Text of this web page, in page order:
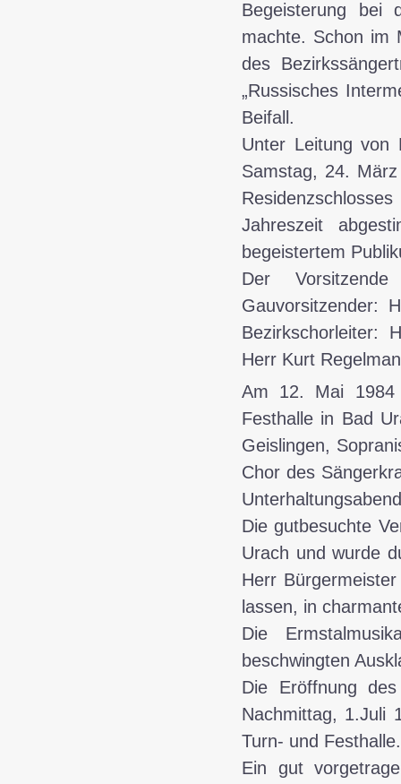
Begeisterung bei
machte. Schon im
des
„Russisches
Beifall.
Unter Leitung von
Samstag, 24.
Jahreszeit
begeistertem
Der
Gauvorsitzender:
Bezirkschorleiter:
Herr Kurt
Am 12. Mai 1984
Festhalle in Bad
Geislingen,
Chor des
Die gutbesuchte
Urach und wurde
Herr
lassen, in
Die
beschwingten
Die Eröffnung
Nachmittag, 1.Juli
Turn- und Festhalle.
Ein gut